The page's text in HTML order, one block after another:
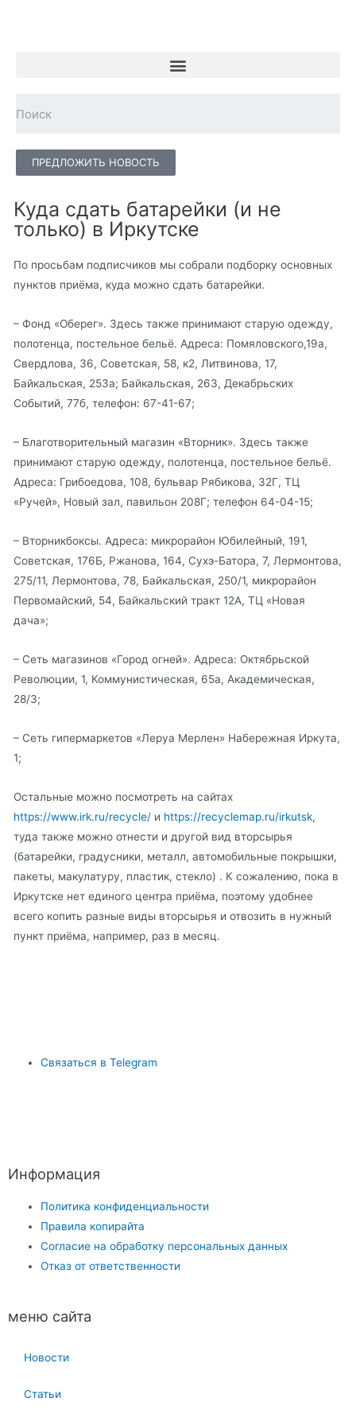
ПРЕДЛОЖИТЬ НОВОСТЬ
Куда сдать батарейки (и не
только) в Иркутске
По просьбам подписчиков мы собрали подборку основных
пунктов приёма, куда можно сдать батарейки.
– Фонд «Оберег». Здесь также принимают старую одежду,
полотенца, постельное бельё. Адреса: Помяловского,19а,
Свердлова, 36, Советская, 58, к2, Литвинова, 17,
Байкальская, 253а; Байкальская, 263, Декабрьских
Событий, 77б, телефон: 67-41-67;
– Благотворительный магазин «Вторник». Здесь также
принимают старую одежду, полотенца, постельное бельё.
Адреса: Грибоедова, 108, бульвар Рябикова, 32Г, ТЦ
«Ручей», Новый зал, павильон 208Г; телефон 64-04-15;
– Вторникбоксы. Адреса: микрорайон Юбилейный, 191,
Советская, 176Б, Ржанова, 164, Сухэ-Батора, 7, Лермонтова,
275/11, Лермонтова, 78, Байкальская, 250/1, микрорайон
Первомайский, 54, Байкальский тракт 12А, ТЦ «Новая
дача»;
– Сеть магазинов «Город огней». Адреса: Октябрьской
Революции, 1, Коммунистическая, 65а, Академическая,
28/3;
– Сеть гипермаркетов «Леруа Мерлен» Набережная Иркута,
1;
Остальные можно посмотреть на сайтах
https://www.irk.ru/recycle/ и https://recyclemap.ru/irkutsk,
туда также можно отнести и другой вид вторсырья
(батарейки, градусники, металл, автомобильные покрышки,
пакеты, макулатуру, пластик, стекло) . К сожалению, пока в
Иркутске нет единого центра приёма, поэтому удобнее
всего копить разные виды вторсырья и отвозить в нужный
пункт приёма, например, раз в месяц.
Связаться в Telegram
Информация
Политика конфиденциальности
Правила копирайта
Согласие на обработку персональных данных
Отказ от ответственности
меню сайта
Новости
Статьи